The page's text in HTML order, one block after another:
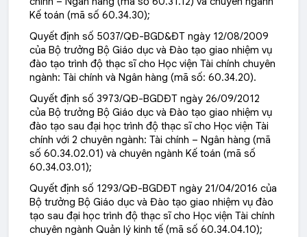
Kế toán (mã số 60.34.30);
Quyết định số 5037/QĐ-BGD&ĐT ngày 12/08/2009
của Bộ trưởng Bộ Giáo dục và Đào tạo giao nhiệm vụ
đào tạo trình độ thạc sĩ cho Học viện Tài chính chuyên
ngành: Tài chính và Ngân hàng (mã số: 60.34.20).
Quyết định số 3973/QĐ-BGDĐT ngày 26/09/2012
của Bộ trưởng Bộ Giáo dục và Đào tạo giao nhiệm vụ
đào tạo sau đại học trình độ thạc sĩ cho Học viện Tài
chính với 2 chuyên ngành: Tài chính – Ngân hàng (mã
số 60.34.02.01) và chuyên ngành Kế toán (mã số
60.34.03.01);
Quyết định số 1293/QĐ-BGDĐT ngày 21/04/2016 của
Bộ trưởng Bộ Giáo dục và Đào tạo giao nhiệm vụ đào
tạo sau đại học trình độ thạc sĩ cho Học viện Tài chính
chuyên ngành Quản lý kinh tế (mã số 60.34.04.10);